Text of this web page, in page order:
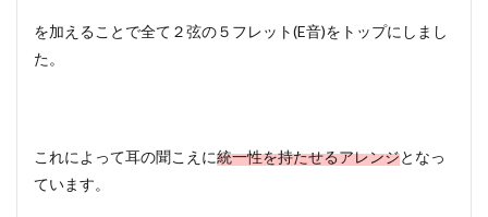
を加えることで全て２弦の５フレット(E音)をトップにしまし
た。
これによって耳の聞こえに統一性を持たせるアレンジとなっ
ています。